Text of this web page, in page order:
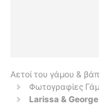
Αετοί του γάμου &
Φωτογραφίες
Larissa &